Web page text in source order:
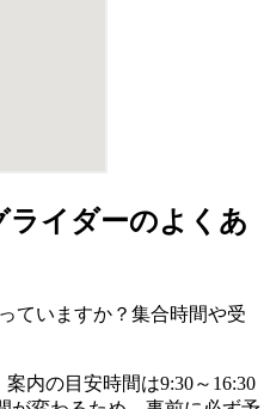
ライダーのよくあ
ていますか？集合時間や受
内の目安時間は9:30～16:30